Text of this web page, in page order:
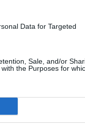
Data for Targeted
Sale, and/or
the Purposes for